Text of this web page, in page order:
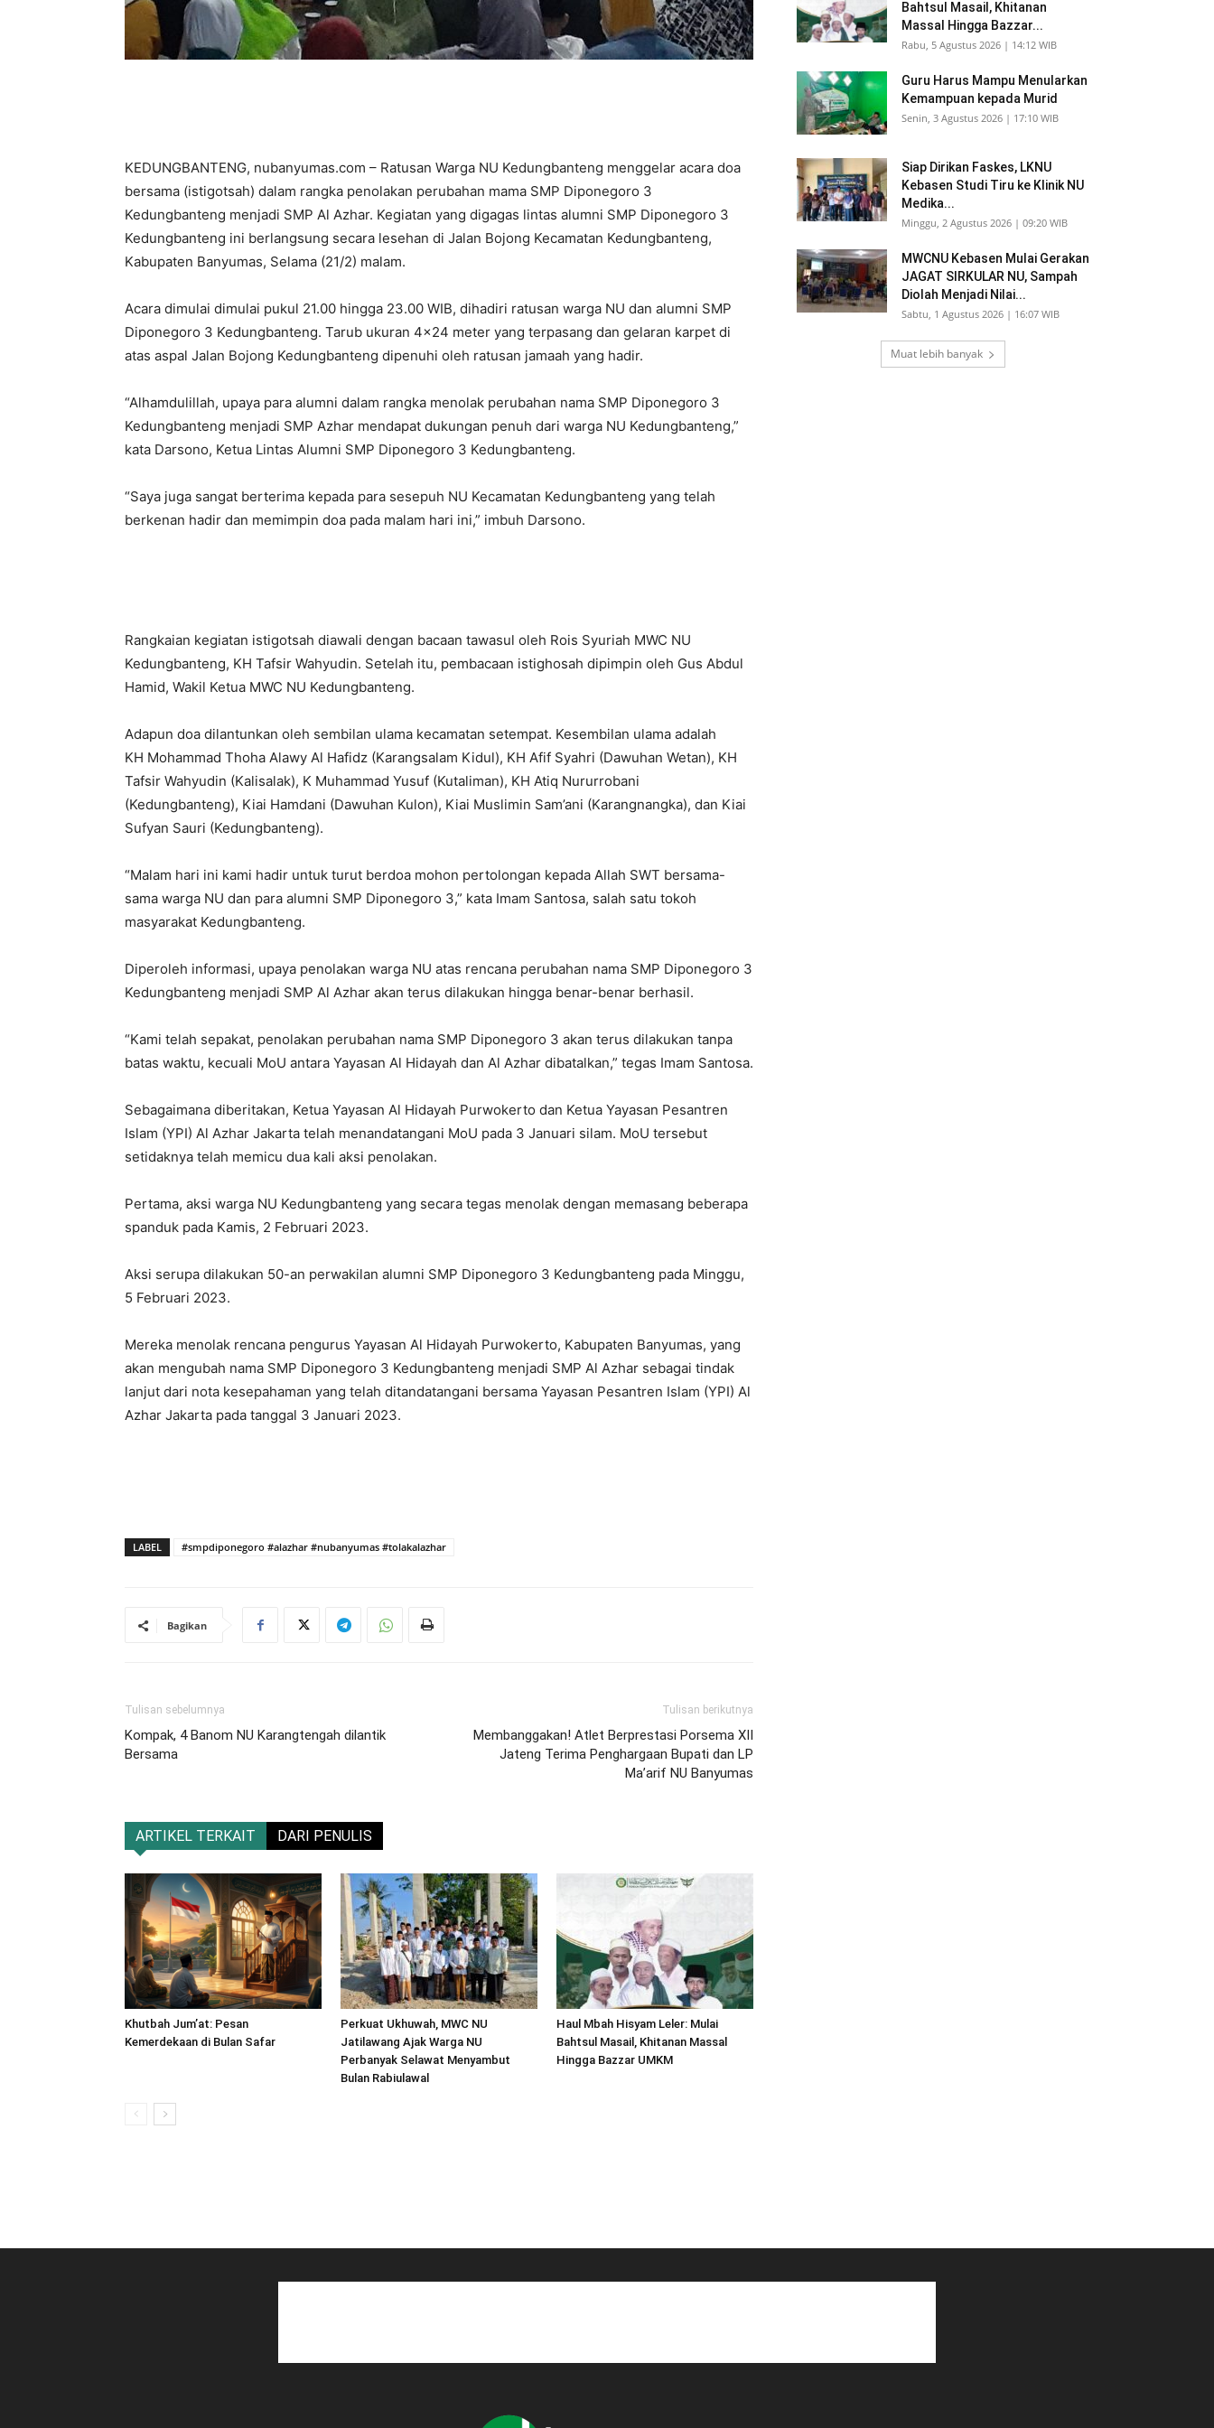
KEDUNGBANTENG, nubanyumas.com – Ratusan Warga NU Kedungbanteng menggelar acara doa
bersama (istigotsah) dalam rangka penolakan perubahan mama SMP Diponegoro 3
Kedungbanteng menjadi SMP Al Azhar. Kegiatan yang digagas lintas alumni SMP Diponegoro 3
Kedungbanteng ini berlangsung secara lesehan di Jalan Bojong Kecamatan Kedungbanteng,
Kabupaten Banyumas, Selama (21/2) malam.
Acara dimulai dimulai pukul 21.00 hingga 23.00 WIB, dihadiri ratusan warga NU dan alumni SMP
Diponegoro 3 Kedungbanteng. Tarub ukuran 4×24 meter yang terpasang dan gelaran karpet di
atas aspal Jalan Bojong Kedungbanteng dipenuhi oleh ratusan jamaah yang hadir.
“Alhamdulillah, upaya para alumni dalam rangka menolak perubahan nama SMP Diponegoro 3
Kedungbanteng menjadi SMP Azhar mendapat dukungan penuh dari warga NU Kedungbanteng,”
kata Darsono, Ketua Lintas Alumni SMP Diponegoro 3 Kedungbanteng.
“Saya juga sangat berterima kepada para sesepuh NU Kecamatan Kedungbanteng yang telah
berkenan hadir dan memimpin doa pada malam hari ini,” imbuh Darsono.
Rangkaian kegiatan istigotsah diawali dengan bacaan tawasul oleh Rois Syuriah MWC NU
Kedungbanteng, KH Tafsir Wahyudin. Setelah itu, pembacaan istighosah dipimpin oleh Gus Abdul
Hamid, Wakil Ketua MWC NU Kedungbanteng.
Adapun doa dilantunkan oleh sembilan ulama kecamatan setempat. Kesembilan ulama adalah
KH Mohammad Thoha Alawy Al Hafidz (Karangsalam Kidul), KH Afif Syahri (Dawuhan Wetan), KH
Tafsir Wahyudin (Kalisalak), K Muhammad Yusuf (Kutaliman), KH Atiq Nururrobani
(Kedungbanteng), Kiai Hamdani (Dawuhan Kulon), Kiai Muslimin Sam’ani (Karangnangka), dan Kiai
Sufyan Sauri (Kedungbanteng).
“Malam hari ini kami hadir untuk turut berdoa mohon pertolongan kepada Allah SWT bersama-
sama warga NU dan para alumni SMP Diponegoro 3,” kata Imam Santosa, salah satu tokoh
masyarakat Kedungbanteng.
Diperoleh informasi, upaya penolakan warga NU atas rencana perubahan nama SMP Diponegoro 3
Kedungbanteng menjadi SMP Al Azhar akan terus dilakukan hingga benar-benar berhasil.
“Kami telah sepakat, penolakan perubahan nama SMP Diponegoro 3 akan terus dilakukan tanpa
batas waktu, kecuali MoU antara Yayasan Al Hidayah dan Al Azhar dibatalkan,” tegas Imam Santosa.
Sebagaimana diberitakan, Ketua Yayasan Al Hidayah Purwokerto dan Ketua Yayasan Pesantren
Islam (YPI) Al Azhar Jakarta telah menandatangani MoU pada 3 Januari silam. MoU tersebut
setidaknya telah memicu dua kali aksi penolakan.
Pertama, aksi warga NU Kedungbanteng yang secara tegas menolak dengan memasang beberapa
spanduk pada Kamis, 2 Februari 2023.
Aksi serupa dilakukan 50-an perwakilan alumni SMP Diponegoro 3 Kedungbanteng pada Minggu,
5 Februari 2023.
Mereka menolak rencana pengurus Yayasan Al Hidayah Purwokerto, Kabupaten Banyumas, yang
akan mengubah nama SMP Diponegoro 3 Kedungbanteng menjadi SMP Al Azhar sebagai tindak
lanjut dari nota kesepahaman yang telah ditandatangani bersama Yayasan Pesantren Islam (YPI) Al
Azhar Jakarta pada tanggal 3 Januari 2023.
LABEL #smpdiponegoro #alazhar #nubanyumas #tolakalazhar
Bagikan
Tulisan sebelumnya
Kompak, 4 Banom NU Karangtengah dilantik
Bersama
Tulisan berikutnya
Membanggakan! Atlet Berprestasi Porsema XII
Jateng Terima Penghargaan Bupati dan LP
Ma’arif NU Banyumas
ARTIKEL TERKAIT DARI PENULIS
Khutbah Jum’at: Pesan
Kemerdekaan di Bulan Safar
Perkuat Ukhuwah, MWC NU
Jatilawang Ajak Warga NU
Perbanyak Selawat Menyambut
Bulan Rabiulawal
Haul Mbah Hisyam Leler: Mulai
Bahtsul Masail, Khitanan Massal
Hingga Bazzar UMKM
Bahtsul Masail, Khitanan
Massal Hingga Bazzar...
Rabu, 5 Agustus 2026 | 14:12 WIB
Guru Harus Mampu Menularkan
Kemampuan kepada Murid
Senin, 3 Agustus 2026 | 17:10 WIB
Siap Dirikan Faskes, LKNU
Kebasen Studi Tiru ke Klinik NU
Medika...
Minggu, 2 Agustus 2026 | 09:20 WIB
MWCNU Kebasen Mulai Gerakan
JAGAT SIRKULAR NU, Sampah
Diolah Menjadi Nilai...
Sabtu, 1 Agustus 2026 | 16:07 WIB
Muat lebih banyak